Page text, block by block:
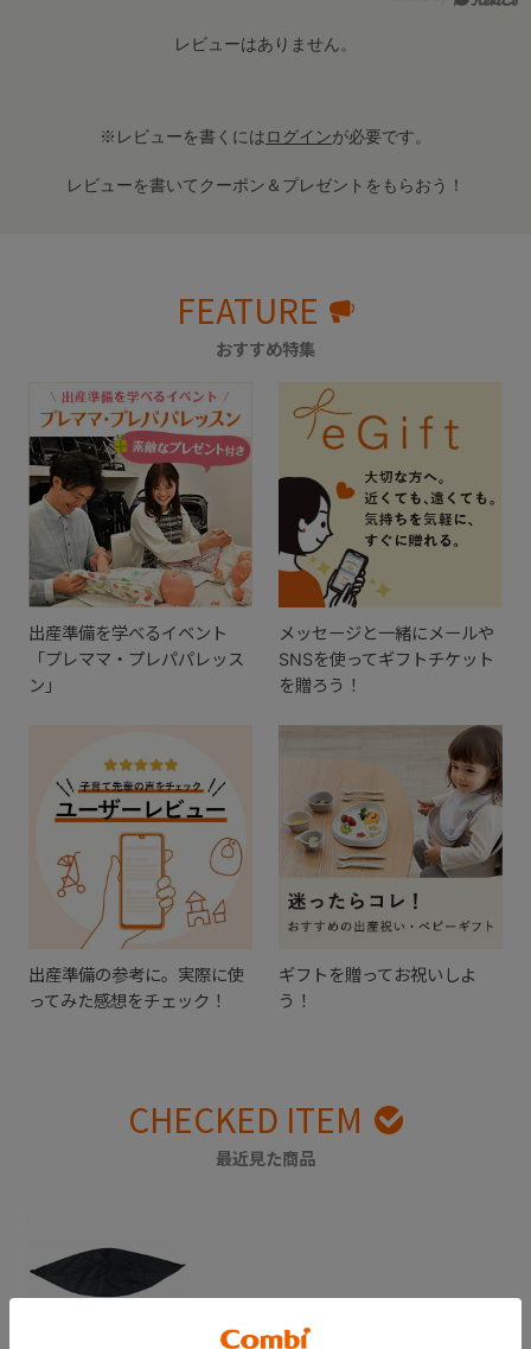
レビューはありません。
※レビューを書くにはログインが必要です。
レビューを書いてクーポン＆プレゼントをもらおう！
FEATURE
おすすめ特集
出産準備を学べるイベント
「プレママ・プレパパレッス
ン」
メッセージと一緒にメールや
SNSを使ってギフトチケット
を贈ろう！
出産準備の参考に。実際に使
ってみた感想をチェック！
ギフトを贈ってお祝いしよ
う！
CHECKED ITEM
最近見た商品